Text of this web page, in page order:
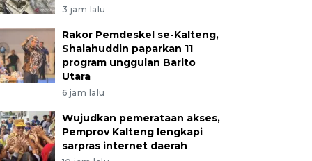
3 jam lalu
Rakor Pemdeskel se-Kalteng,
Shalahuddin paparkan 11
program unggulan Barito
Utara
6 jam lalu
Wujudkan pemerataan akses,
Pemprov Kalteng lengkapi
sarpras internet daerah